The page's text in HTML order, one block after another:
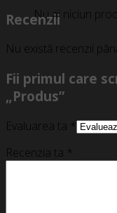
Nu ai niciun
Recenzii
Nu există recenzii
Fii primul care
„Produs”
Evaluarea ta *
Recenzia ta *